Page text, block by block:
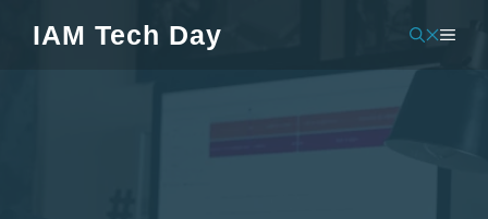
paraIAM Tech Day